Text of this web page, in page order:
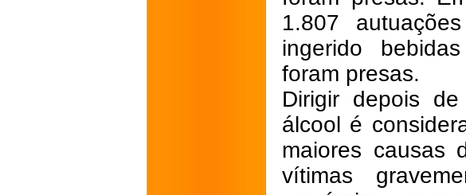
1.807
ingerido
foram presas.
Dirigir depois
álcool é
maiores causas
vítimas